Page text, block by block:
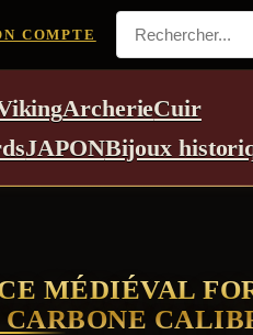
COMPTE
ArcherieCuir
JAPONBijoux
MÉDIÉVAL